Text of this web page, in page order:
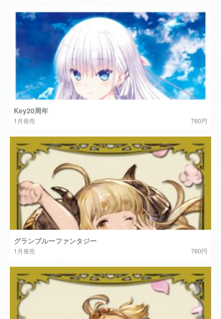
Key20周年
1月発売 760円
グランブルーファンタジー
1月発売 760円